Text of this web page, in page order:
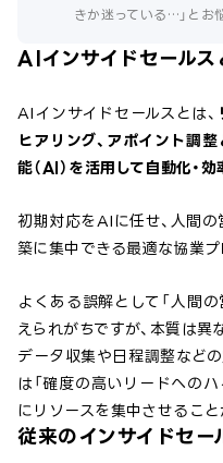
きか迷っている…」とお
AIインサイドセールス
AIインサイドセールスとは、
ヒアリング、アポイント調
能（AI）を活用して自動化・
初期対応をAIに任せ、人間
築に集中できる最適な協業
よくある誤解として「人間
えられがちですが、本質は異
データ収集や日程調整など
は「確度の高いリードへのハ
にリソースを集中させること
従来のインサイドセー